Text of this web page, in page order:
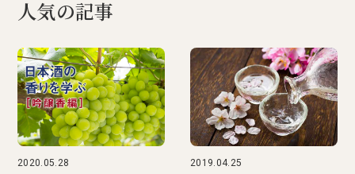
人気の記事
2020.05.28 2019.04.25